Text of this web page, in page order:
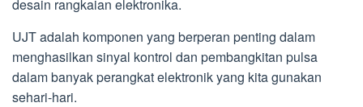
desain rangkaian elektronika.
UJT adalah komponen yang berperan penting dalam
menghasilkan sinyal kontrol dan pembangkitan pulsa
dalam banyak perangkat elektronik yang kita gunakan
sehari-hari.